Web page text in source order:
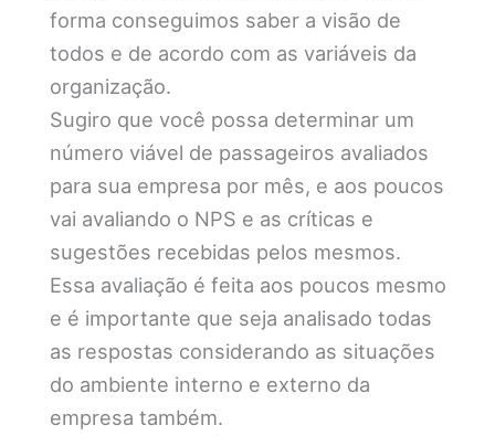
forma conseguimos saber a visão de
todos e de acordo com as variáveis da
organização.
Sugiro que você possa determinar um
número viável de passageiros avaliados
para sua empresa por mês, e aos poucos
vai avaliando o NPS e as críticas e
sugestões recebidas pelos mesmos.
Essa avaliação é feita aos poucos mesmo
e é importante que seja analisado todas
as respostas considerando as situações
do ambiente interno e externo da
empresa também.